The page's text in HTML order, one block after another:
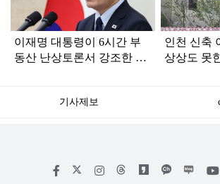
이재명 대통령이 6시간 부
동산 난상토론서 강조한 내
인천 신축
상상도 못
기사제보
페
인